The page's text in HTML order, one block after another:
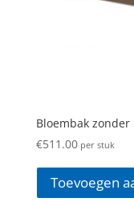
Bloembak
€511.00per stuk
Toevoegen